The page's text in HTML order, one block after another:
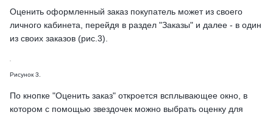
Оценить оформленный заказ покупатель может из своего
личного кабинета, перейдя в раздел "Заказы" и далее - в один
из своих заказов (рис.3).
Рисунок 3.
По кнопке "Оценить заказ" откроется всплывающее окно, в
котором с помощью звездочек можно выбрать оценку для